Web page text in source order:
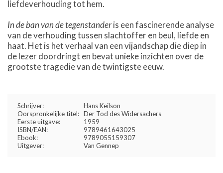
liefdeverhouding tot hem.
In de ban van de tegenstanderis een fascinerende analyse
van de verhouding tussen slachtoffer en beul, liefde en
haat. Het is het verhaal van een vijandschap die diep in
de lezer doordringt en bevat unieke inzichten over de
grootste tragedie van de twintigste eeuw.
Schrijver:
Hans Keilson
Oorspronkelijke titel: Der Tod des Widersachers
Eerste uitgave:
1959
ISBN/EAN:
9789461643025
Ebook:
9789055159307
Uitgever:
Van Gennep